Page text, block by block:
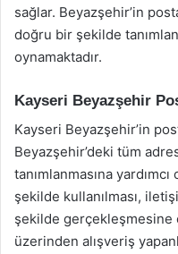
sağlar. Beyazşehir’in
doğru bir şekilde
oynamaktadır.
Kayseri Beyazşehir
Kayseri Beyazşehir’in
Beyazşehir’deki tüm
tanımlanmasına
şekilde kullanılması,
şekilde gerçekleşmesine
üzerinden alışveriş